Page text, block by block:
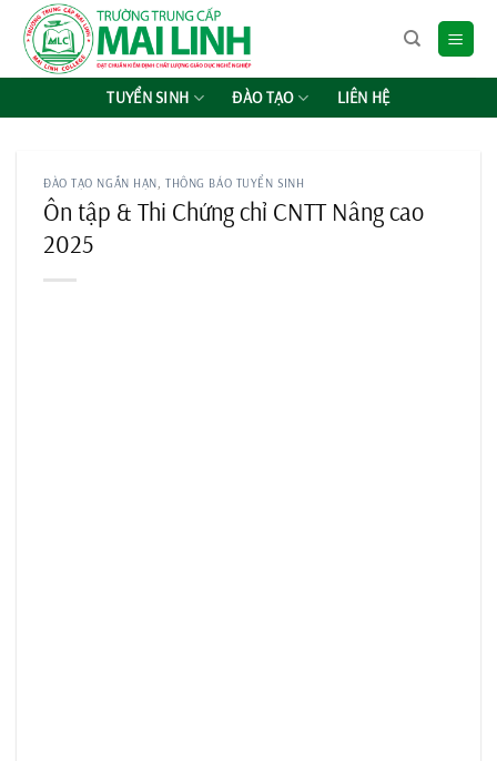
Chuyển
đến
TUYỂN SINH ĐÀO TẠO LIÊN HỆ
ĐÀO TẠO NGẮN HẠN,THÔNG BÁO TUYỂN SINH
Ôn tập & Thi Chứng chỉ CNTT Nâng cao
2025